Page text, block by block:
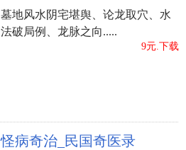
墓地风水阴宅堪舆、论龙取穴、水
法破局例、龙脉之向.....
9元.下载
怪病奇治_民国奇医录